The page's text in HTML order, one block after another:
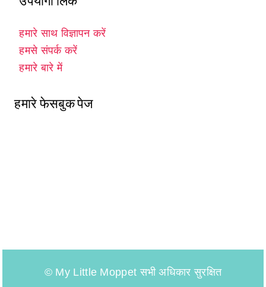
हमारे साथ विज्ञापन करें
हमसे संपर्क करें
हमारे बारे में
हमारे फेसबुक पेज
© My Little Moppet सभी अधिकार सुरक्षित